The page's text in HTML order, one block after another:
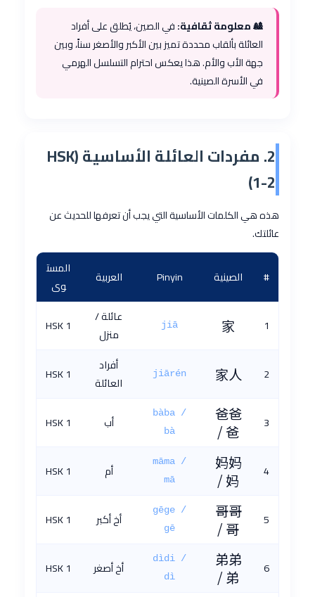
🎎 معلومة ثقافية:في الصين، يُطلق على أفراد
العائلة بألقاب محددة تميز بين الأكبر والأصغر سناً، وبين
جهة الأب والأم. هذا يعكس احترام التسلسل الهرمي
في الأسرة الصينية.
2. مفردات العائلة الأساسية (HSK
1-2)
هذه هي الكلمات الأساسية التي يجب أن تعرفها للحديث عن
عائلتك.
# الصينية Pinyin العربية
المست
وى
1
家
jiā
عائلة /
منزل
HSK 1
2
家人
jiārén
أفراد
العائلة
HSK 1
3
爸爸
/ 爸
bàba /
bà
أب HSK 1
4
妈妈
/ 妈
māma /
mā
أم HSK 1
5
哥哥
/ 哥
gēge /
gē
أخ أكبر HSK 1
6
弟弟
/ 弟
dìdi /
dì
أخ أصغر HSK 1